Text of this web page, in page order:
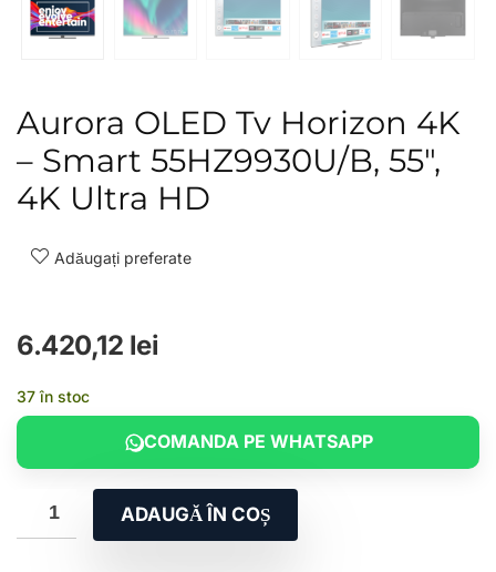
Aurora OLED Tv Horizon 4K
– Smart 55HZ9930U/B, 55″,
4K Ultra HD
Adăugați preferate
6.420,12 lei
37 în stoc
COMANDA PE WHATSAPP
ADAUGĂ ÎN COȘ